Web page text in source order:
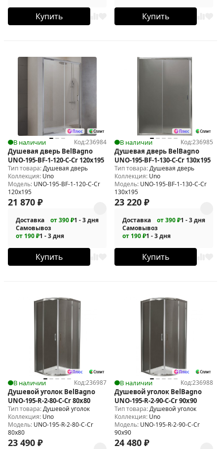
Купить Купить
В наличии Код:236984
Душевая дверь BelBagno
UNO-195-BF-1-120-C-Cr 120х195
Тип товара:Душевая дверь
Коллекция: Uno
Модель: UNO-195-BF-1-120-C-Cr
120х195
21 870 ₽
Доставка от 390 ₽1 - 3 дня
Самовывоз
от 190 ₽1 - 3 дня
Купить
В наличии Код:236985
Душевая дверь BelBagno
UNO-195-BF-1-130-C-Cr 130х195
Тип товара:Душевая дверь
Коллекция: Uno
Модель: UNO-195-BF-1-130-C-Cr
130х195
23 220 ₽
Доставка от 390 ₽1 - 3 дня
Самовывоз
от 190 ₽1 - 3 дня
Купить
В наличии Код:236987
Душевой уголок BelBagno
UNO-195-R-2-80-C-Cr 80х80
Тип товара:Душевой уголок
Коллекция: Uno
Модель: UNO-195-R-2-80-C-Cr
80х80
23 490 ₽
В наличии Код:236988
Душевой уголок BelBagno
UNO-195-R-2-90-C-Cr 90х90
Тип товара:Душевой уголок
Коллекция: Uno
Модель: UNO-195-R-2-90-C-Cr
90х90
24 480 ₽